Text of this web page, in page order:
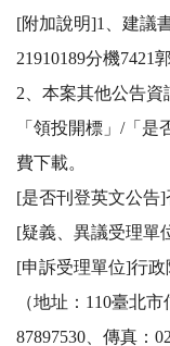
[附加說明]1、建議
21910189分機7421
2、本案其他公告
「領投開標」/「
費下載。
[是否刊登英文公告]
[疑義、異議受理單
[申訴受理單位]行
（地址：110臺北
87897530、傳真：